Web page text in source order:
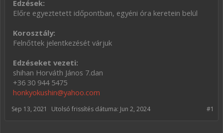
Edzések:
Előre egyeztetett időpontban, egyéni óra keretein belül
Korosztály:
Felnőttek jelentkezését várjuk
Edzéseket vezeti:
shihan Horváth János 7.dan
+36 30 944 5475
honkyokushin@yahoo.com
#1
Sep 13, 2021 Utolsó frissítés dátuma: Jun 2, 2024